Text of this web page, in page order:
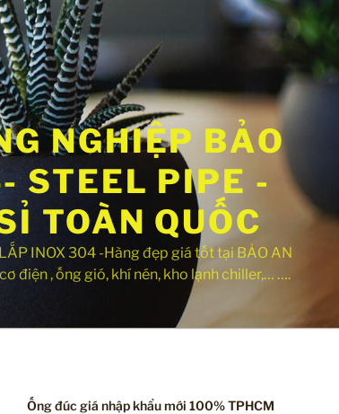
NGHIỆP BẢO
STEEL PIPE -
TOÀN QUỐC
INOX 304 -Hàng đẹp giá tốt tại BẢO AN
điện , ống gió, khí nén, kho lạnh chiller,… ….
Ống đúc giá nhập khẩu mới 100% TPHCM